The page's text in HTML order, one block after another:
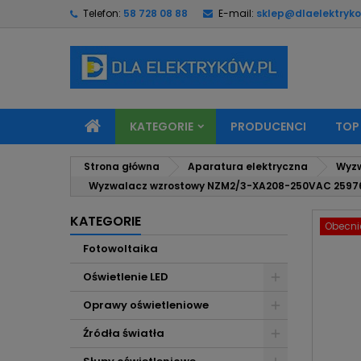
Telefon: 58 728 08 88 E-mail:
KATEGORIE PRODUCENCI
Strona główna Aparatura elektryczna
Wyzwalacz wzrostowy NZM2/3-XA208-250VAC
KATEGORIE
Fotowoltaika
Oświetlenie LED
Oprawy oświetleniowe
Źródła światła